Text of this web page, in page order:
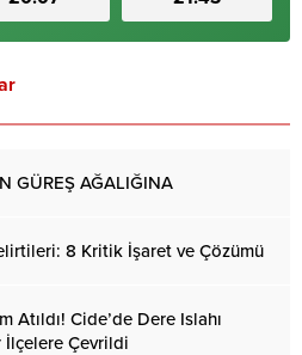
GÜREŞ AĞALIĞINA
8 Kritik İşaret ve Çözümü
Atıldı! Cide’de Dere Islahı
İlçelere Çevrildi